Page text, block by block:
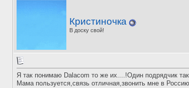
Кристиночка
В доску свой!
Я так понимаю Dalacom то же их....!Один подрядчик так
Мама пользуется,связь отличная,звонить мне в